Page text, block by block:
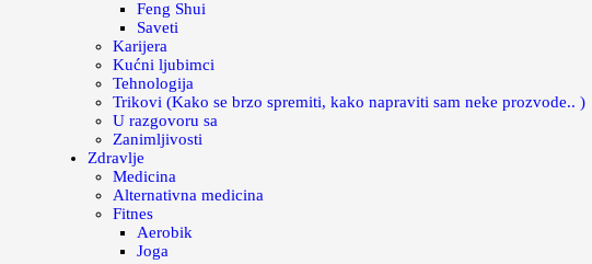
Feng Shui
Saveti
Karijera
Kućni ljubimci
Tehnologija
Trikovi (Kako se brzo spremiti, kako napraviti sam neke prozvode.. )
U razgovoru sa
Zanimljivosti
Zdravlje
Medicina
Alternativna medicina
Fitnes
Aerobik
Joga